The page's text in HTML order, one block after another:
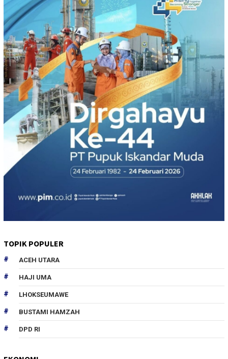
TOPIK POPULER
ACEH UTARA
HAJI UMA
LHOKSEUMAWE
BUSTAMI HAMZAH
DPD RI